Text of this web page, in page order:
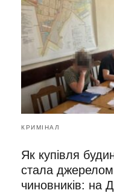
КРИМІНАЛ
Як купівля
стала джерелом
чиновників: на